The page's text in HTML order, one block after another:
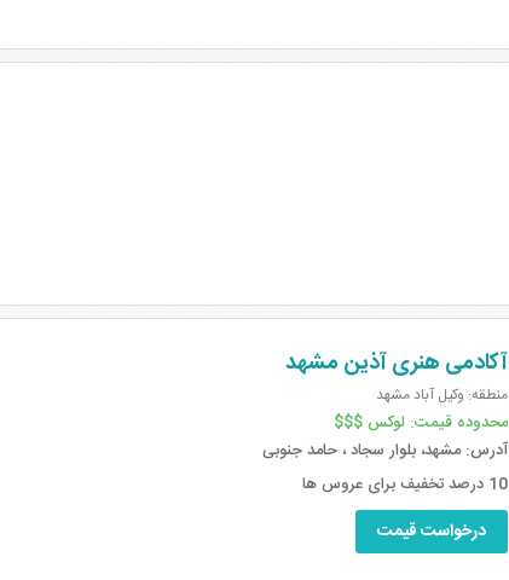
آکادمی هنری آذین مشهد
منطقه: وکیل آباد مشهد
محدوده قیمت: لوکس $$$
آدرس:مشهد، بلوار سجاد ، حامد جنوبی
10 درصد تخفیف برای عروس ها
درخواست قیمت